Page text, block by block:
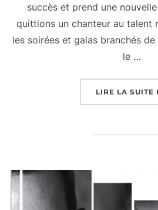
succès et prend une
quittions un chanteur au talent
les soirées et galas branchés
le …
LIRE LA SUITE